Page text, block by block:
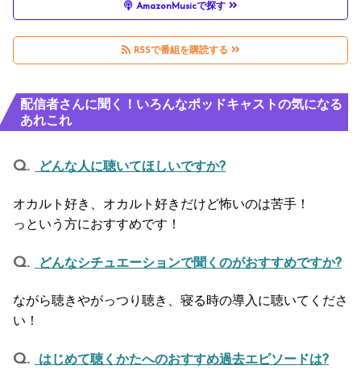
AmazonMusicで探す
RSSで番組を購読する
配信者さんに聞く！いろんなポッドキャストの気になる
あれこれ
どんな人に聴いてほしいですか?
オカルト好き、オカルト好きだけど怖いのは苦手！
っという方におすすめです！
どんなシチュエーションで聞くのがおすすめですか?
ながら聴きやがっつり聴き、寝る時の導入に聴いてくださ
い！
はじめて聴くかたへのおすすめ過去エピソードは?